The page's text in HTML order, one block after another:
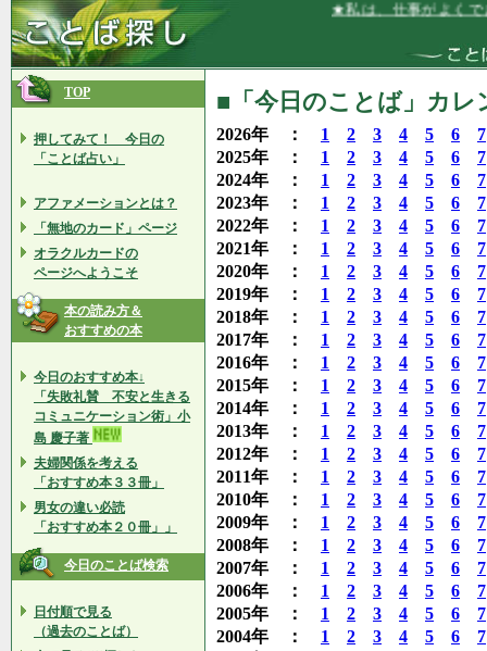
★私は、仕事がよくでき、
TOP
押してみて！ 今日の
「ことば占い」
アファメーションとは？
「無地のカード」ページ
オラクルカードの
ページへようこそ
本の読み方＆
おすすめの本
今日のおすすめ本↓
「失敗礼賛 不安と生きる
コミュニケーション術」小
島 慶子著
夫婦関係を考える
「おすすめ本３３冊」
男女の違い必読
「おすすめ本２０冊」」
今日のことば検索
日付順で見る
（過去のことば）
■「今日のことば」カ
2026年 ： 1 2 3 4 5 6
7
2025年 ： 1 2 3 4 5 6
7
2024年 ： 1 2 3 4 5 6
7
2023年 ： 1 2 3 4 5 6
7
2022年 ： 1 2 3 4 5 6
7
2021年 ： 1 2 3 4 5 6
7
2020年 ： 1 2 3 4 5 6
7
2019年 ： 1 2 3 4 5 6
7
2018年 ： 1 2 3 4 5 6
7
2017年 ： 1 2 3 4 5 6
7
2016年 ： 1 2 3 4 5 6
7
2015年 ： 1 2 3 4 5 6
7
2014年 ： 1 2 3 4 5 6
7
2013年 ： 1 2 3 4 5 6
7
2012年 ： 1 2 3 4 5 6
7
2011年 ： 1 2 3 4 5 6
7
2010年 ： 1 2 3 4 5 6
7
2009年 ： 1 2 3 4 5 6
7
2008年 ： 1 2 3 4 5 6
7
2007年 ： 1 2 3 4 5 6
7
2006年 ： 1 2 3 4 5 6
7
2005年 ： 1 2 3 4 5 6
7
2004年 ： 1 2 3 4 5 6
7